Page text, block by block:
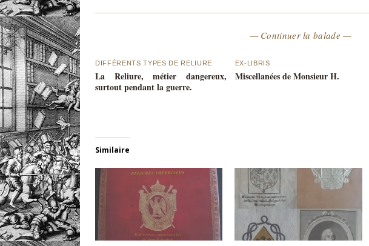
— Continuer la balade —
DIFFÉRENTS TYPES DE RELIURE
La Reliure, métier dangereux,
surtout pendant la guerre.
EX-LIBRIS
Miscellanées de Monsieur H.
Similaire